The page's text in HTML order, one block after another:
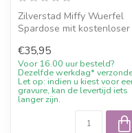
Zilverstad Miffy Wuerfel
Spardose mit kostenloser
Willkommensraba...
€35,95
Voor 16.00 uur besteld?
Dezelfde werkdag*
Let op: indien u kiest voor
gravure, kan de levertijd iets
langer zijn.